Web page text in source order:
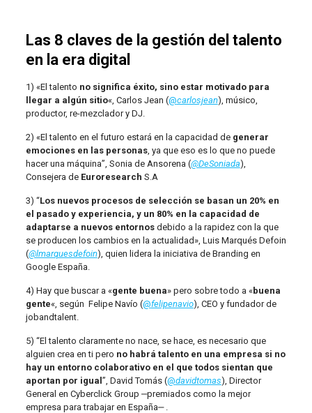
Las 8 claves de la gestión del talento
en la era digital
1) «El talento no significa éxito, sino estar motivado para
llegar a algún sitio«, Carlos Jean (@carlosjean), músico,
productor, re-mezclador y DJ.
2) «El talento en el futuro estará en la capacidad de generar
emociones en las personas, ya que eso es lo que no puede
hacer una máquina”, Sonia de Ansorena (@DeSoniada),
Consejera de Euroresearch S.A
3) “Los nuevos procesos de selección se basan un 20% en
el pasado y experiencia, y un 80% en la capacidad de
adaptarse a nuevos entornosdebido a la rapidez con la que
se producen los cambios en la actualidad», Luis Marqués Defoin
(@lmarquesdefoin), quien lidera la iniciativa de Branding en
Google España.
4) Hay que buscar a «gente buena» pero sobre todo a «buena
gente«, según Felipe Navío (@felipenavio), CEO y fundador de
jobandtalent.
5) “El talento claramente no nace, se hace, es necesario que
alguien crea en ti pero no habrá talento en una empresa si no
hay un entorno colaborativo en el que todos sientan que
aportan por igual ”, David Tomás (@davidtomas), Director
General en Cyberclick Group ‒premiados como la mejor
empresa para trabajar en España‒ .